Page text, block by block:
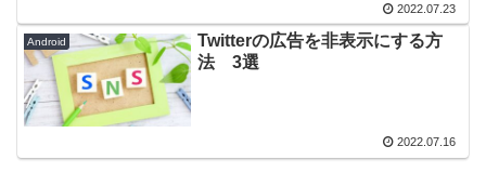
2022.07.23
Android
Twitterの広告を非表示にする方
法 3選
2022.07.16